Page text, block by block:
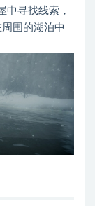
寻找线索，
围的湖泊中